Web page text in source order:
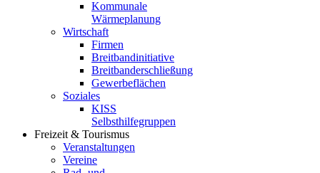
Kommunale
Wärmeplanung
Wirtschaft
Firmen
Breitbandinitiative
Breitbanderschließung
Gewerbeflächen
Soziales
KISS
Selbsthilfegruppen
Freizeit & Tourismus
Veranstaltungen
Vereine